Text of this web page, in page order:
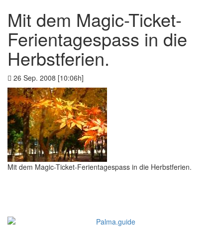
Mit dem Magic-Ticket-
Ferientagespass in die
Herbstferien.
26 Sep. 2008 [10:06h]
Mit dem Magic-Ticket-Ferientagespass in die Herbstferien.